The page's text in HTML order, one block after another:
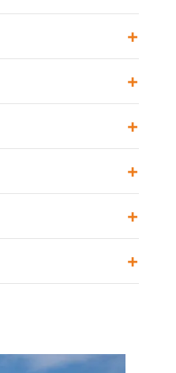
+
+
+
+
+
+